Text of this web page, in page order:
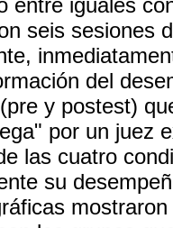
entre iguales
seis sesiones
del
y postest)
por un juez
las cuatro
su